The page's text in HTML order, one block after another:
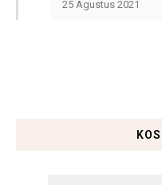
25 Agustus 2021